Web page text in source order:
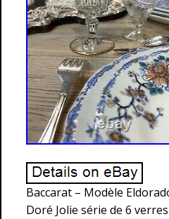
Baccarat – Modèle
Doré Jolie série de 6